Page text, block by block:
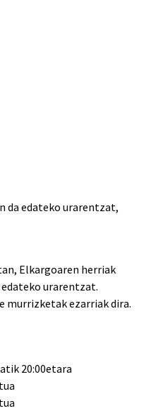
da edateko urarentzat,
Elkargoaren herriak
edateko urarentzat.
murrizketak ezarriak dira.
20:00etara